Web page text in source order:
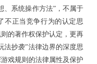
、系统操作方法”，不属于
不正当竞争行为的认定思
的著作权保护认定，更再
法抄袭”法律边界的深度思
戏规则的法律属性及保护